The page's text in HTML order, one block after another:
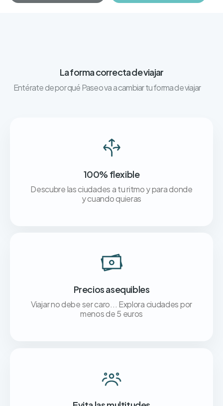
La forma correcta de viajar
Entérate de por qué Paseo va a cambiar tu forma de viajar
100% flexible
Descubre las ciudades a tu ritmo y para donde
y cuando quieras
Precios asequibles
Viajar no debe ser caro... Explora ciudades por
menos de 5 euros